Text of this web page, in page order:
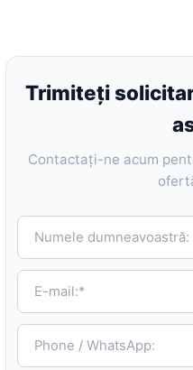
Trimiteți
Contactați-ne acum
Numele dumneavoastră:
E-mail:*
Phone / WhatsApp: